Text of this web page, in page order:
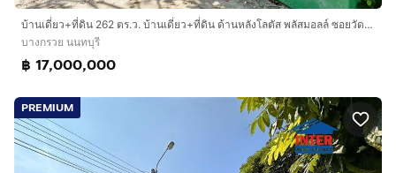
บ้านเดี่ยว+ที่ดิน 262 ตร.ว. บ้านเดี่ยว+ที่ดิน ด้านหลังโลตัส พลัสมอลล์ ซอยวัดบางค้อ ถนนกาญจนาภิเษก บางกรวย นนทบุรี
บางกรวย นนทบุรี
฿ 17,000,000
PREMIUM